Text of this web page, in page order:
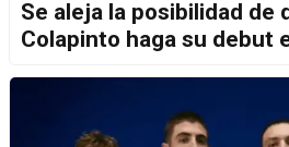
Se aleja la posibilidad de
Colapinto haga su debut